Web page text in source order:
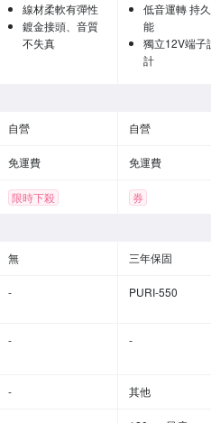
線材柔軟有彈性
鍍金接頭、音質
不失真
低音運轉 持
能
獨立12V端子
計
自營 自營
免運費 免運費
限時下殺 券
無 三年保固
- PURI-550
- -
- 其他